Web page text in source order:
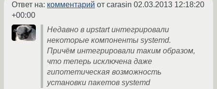
Ответ на: комментарий от carasin 02.03.2013 12:18:20
+00:00
Недавно в upstart интегрировали
некоторые компоненты systemd.
Причём интегрировали таким образом,
что теперь исключена даже
гипотетическая возможность
установки пакетов systemd